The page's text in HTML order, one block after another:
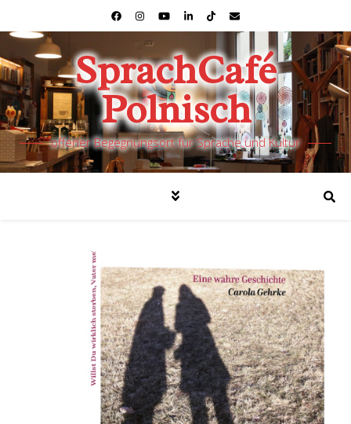
SprachCafé
Polnisch
offener Begegnungsort für Sprache und Kultur